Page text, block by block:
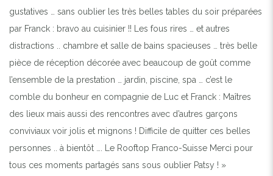
gustatives … sans oublier les très belles tables du soir préparées
par Franck : bravo au cuisinier !! Les fous rires … et autres
distractions .. chambre et salle de bains spacieuses … très belle
pièce de réception décorée avec beaucoup de goût comme
l’ensemble de la prestation … jardin, piscine, spa … c’est le
comble du bonheur en compagnie de Luc et Franck : Maîtres
des lieux mais aussi des rencontres avec d’autres garçons
conviviaux voir jolis et mignons ! Difficile de quitter ces belles
personnes .. à bientôt …. Le Rooftop Franco-Suisse Merci pour
tous ces moments partagés sans sous oublier Patsy ! »